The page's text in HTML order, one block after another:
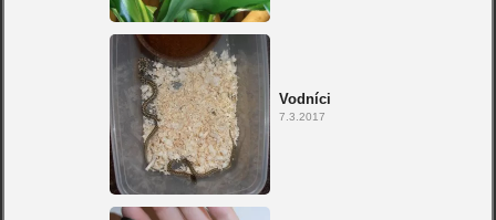
Vodníci
7.3.2017